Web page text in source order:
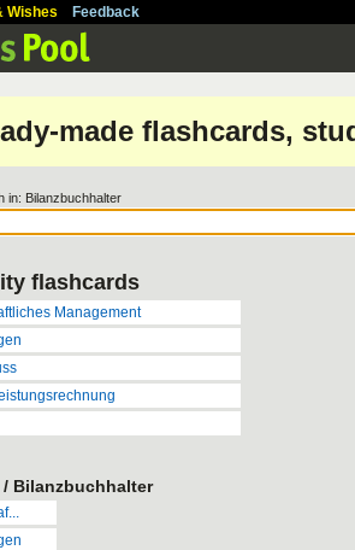
Wishes Feedback
made flashcards,
in: Bilanzbuchhalter
flashcards
Management
/ Bilanzbuchhalter